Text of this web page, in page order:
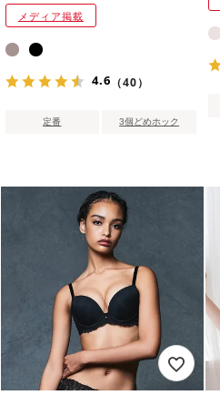
メディア掲載
4.6 （40）
定番 3個どめホック